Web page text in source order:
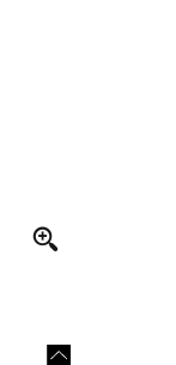
Full